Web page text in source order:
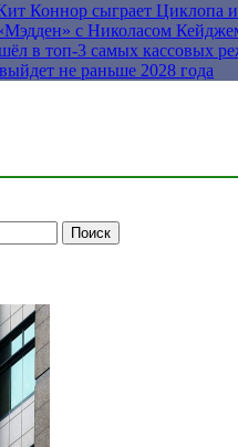
Коннор сыграет Циклопа
с Николасом
в топ-3 самых кассовых
не раньше 2028 года